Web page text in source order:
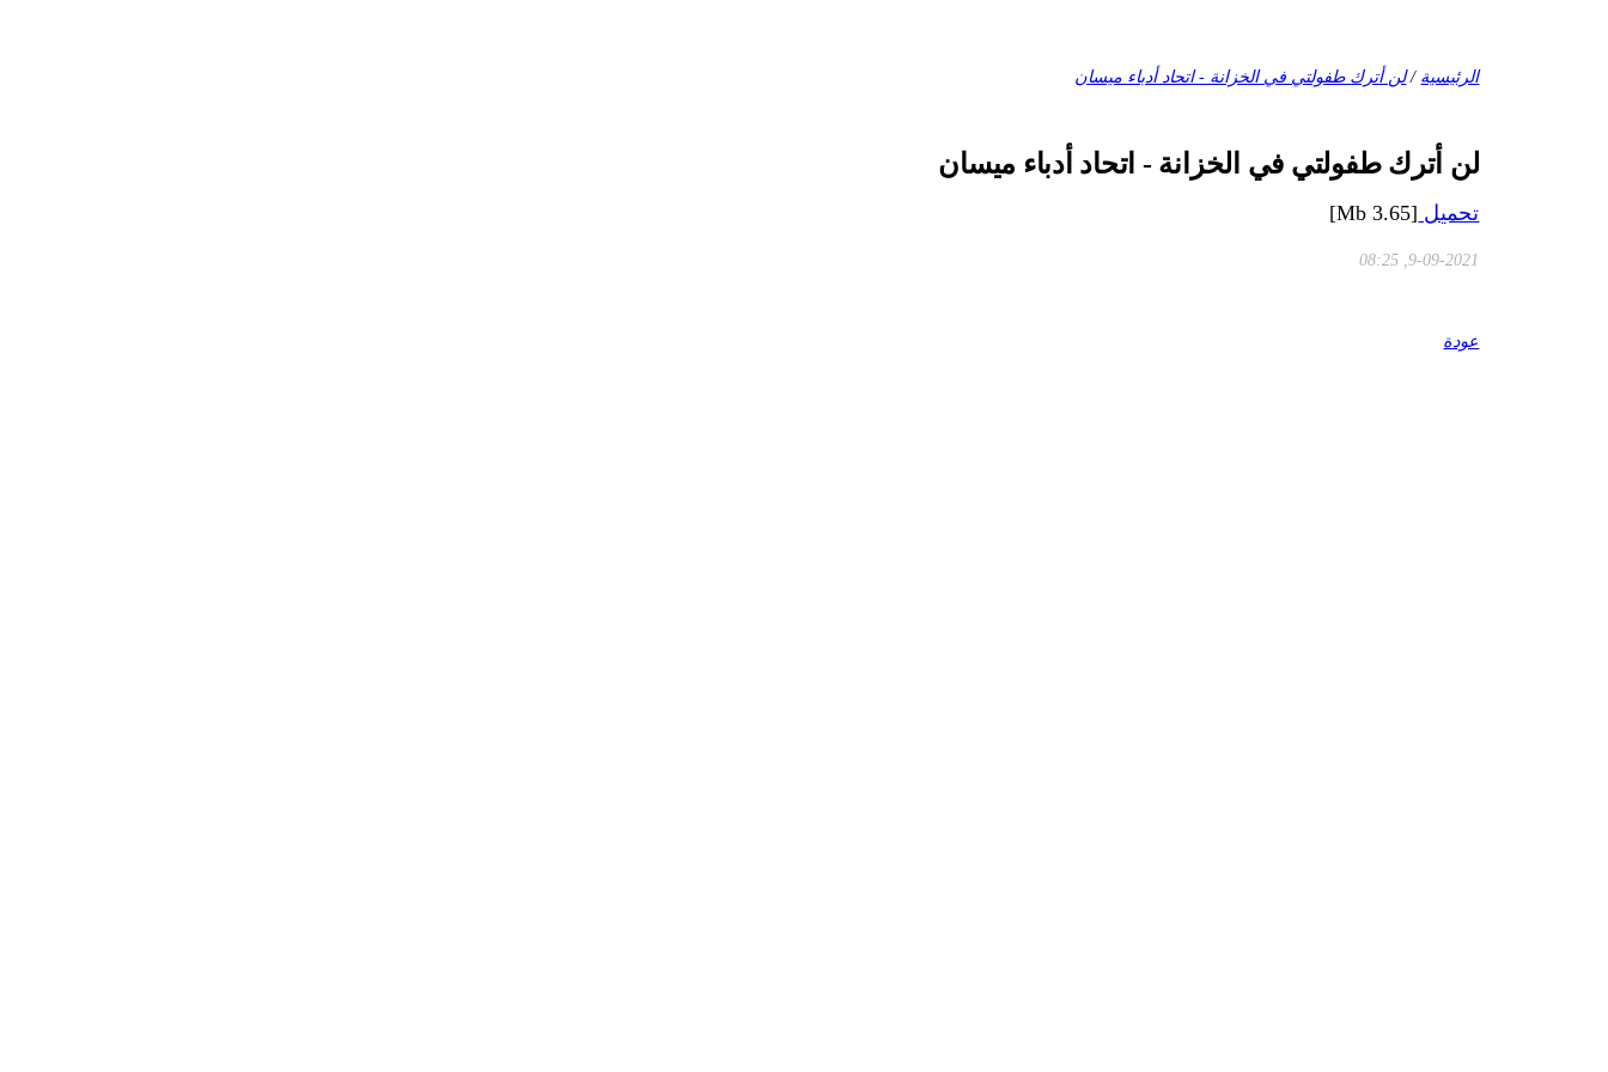
الرئيسية /لن أترك طفولتي في الخزانة - اتحاد أدباء ميسان
لن أترك طفولتي في الخزانة - اتحاد أدباء ميسان
تحميل [3.65 Mb]
9-09-2021, 08:25
عودة